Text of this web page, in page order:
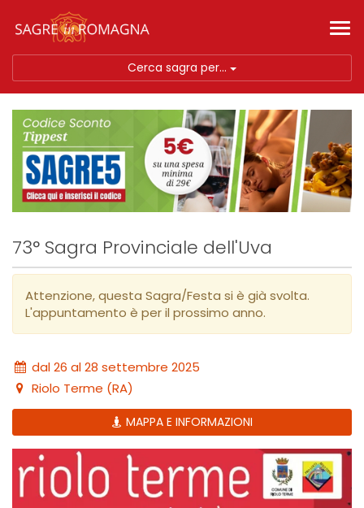
Cerca sagra per...
73° Sagra Provinciale dell'Uva
Attenzione, questa Sagra/Festa si è già svolta.
L'appuntamento è per il prossimo anno.
dal 26 al 28 settembre 2025
Riolo Terme (RA)
MAPPA E INFORMAZIONI